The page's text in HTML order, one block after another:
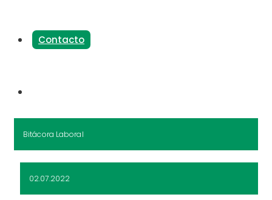
Contacto
Bitácora Laboral
02.07.2022